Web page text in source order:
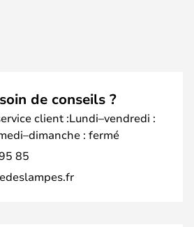
de conseils ?
client :Lundi–vendredi :
: fermé
85